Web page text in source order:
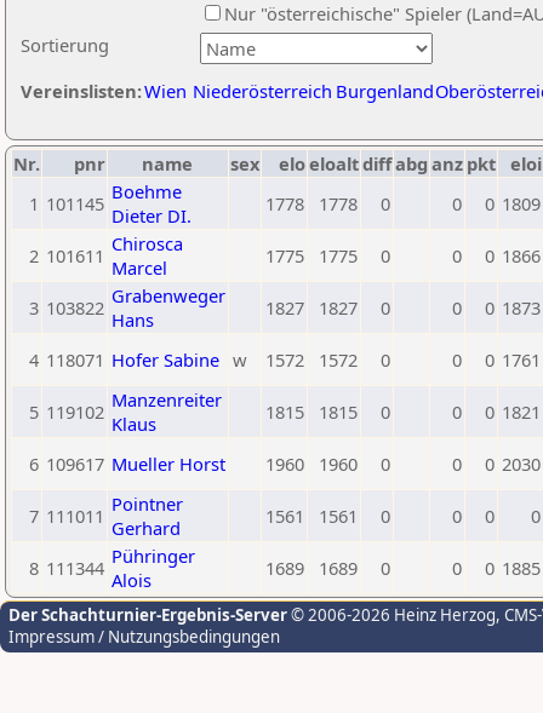
Sortierung
Nur "österreichische" Spieler
Vereinslisten:Wien Niederösterreich Burgenland
Nr. pnr name sex eloeloaltdiffabg anz pkt eloi
1 101145 Boehme
Dieter DI.
1778 1778 0 0 0 1809
2 101611 Chirosca
Marcel
1775 1775 0 0 0 1866
3 103822 Grabenweger
Hans
1827 1827 0 0 0 1873
4 118071 Hofer Sabine w 1572 1572 0 0 0 1761
5 119102 Manzenreiter
Klaus
1815 1815 0 0 0 1821
6 109617 Mueller Horst 1960 1960 0 0 0 2030
7 111011 Pointner
Gerhard
1561 1561 0 0 0 0
8 111344 Pühringer
Alois
1689 1689 0 0 0 1885
Der Schachturnier-Ergebnis-Server© 2006-2026 Heinz Herzog,
Impressum / Nutzungsbedingungen